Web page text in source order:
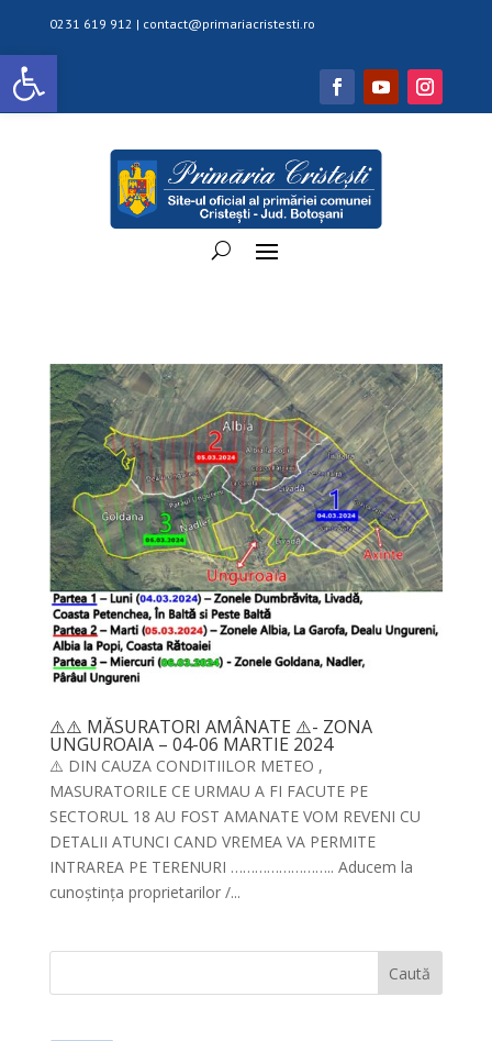
Deschide bara de unelte
0231 619 912 | contact@primariacristesti.ro
⚠️⚠️ MĂSURATORI AMÂNATE ⚠️- ZONA
UNGUROAIA – 04-06 MARTIE 2024
⚠️ DIN CAUZA CONDITIILOR METEO ,
MASURATORILE CE URMAU A FI FACUTE PE
SECTORUL 18 AU FOST AMANATE VOM REVENI CU
DETALII ATUNCI CAND VREMEA VA PERMITE
INTRAREA PE TERENURI …………………….. Aducem la
cunoștința proprietarilor /...